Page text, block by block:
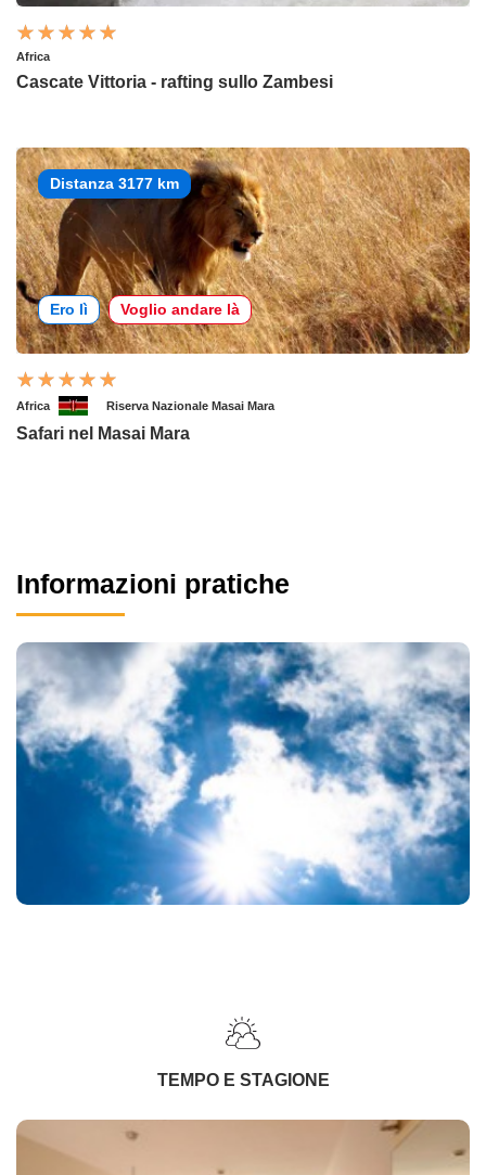
Africa
Cascate Vittoria - rafting sullo Zambesi
Distanza 3177 km
Ero lì Voglio andare là
Africa Riserva Nazionale Masai Mara
Safari nel Masai Mara
Informazioni pratiche
TEMPO E STAGIONE